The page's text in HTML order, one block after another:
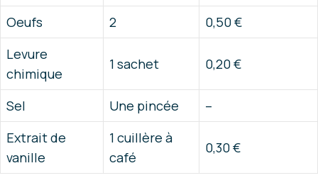
Oeufs
2
0,50 €
Levure
chimique
1 sachet 0,20 €
Sel Une pincée
–
Extrait de
vanille
1 cuillère à
café
0,30 €